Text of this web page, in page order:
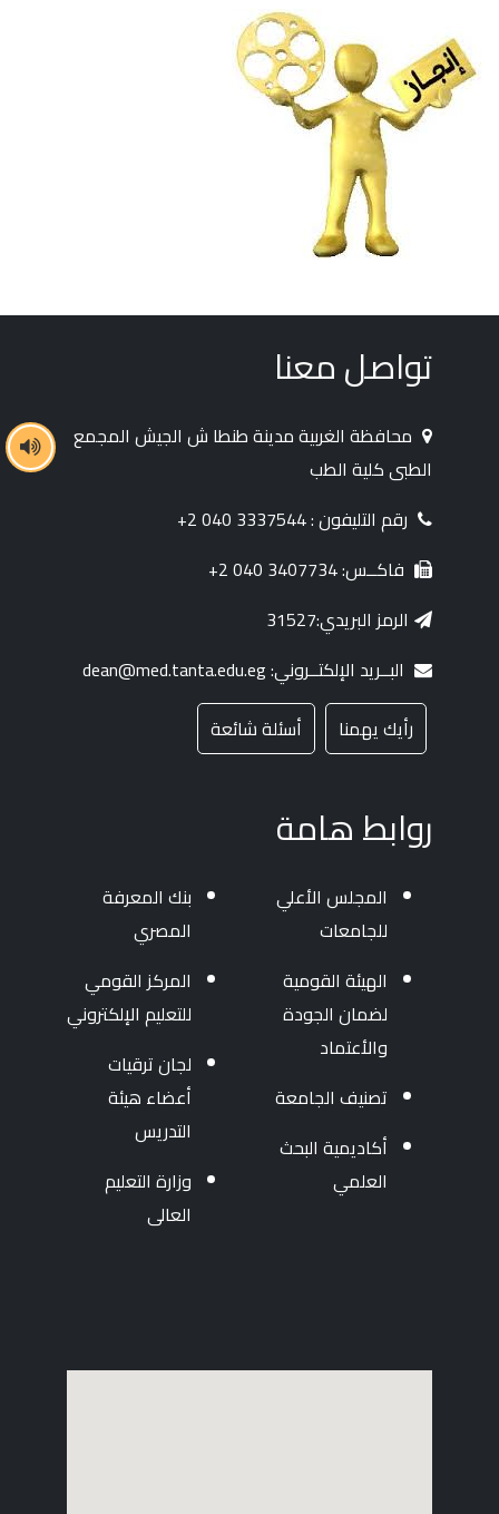
تواصل معنا
محافظة الغربية مدينة طنطا ش الجيش المجمع
الطبى كلية الطب
رقم التليفون : 3337544 040 2+
فاكــس: 3407734 040 2+
الرمز البريدي:31527
البــريد الإلكتــروني: dean@med.tanta.edu.eg
رأيك يهمنا
أسئلة شائعة
روابط هامة
المجلس الأعلي
للجامعات
الهيئة القومية
لضمان الجودة
والأعتماد
تصنيف الجامعة
أكاديمية البحث
العلمي
بنك المعرفة
المصري
المركز القومي
للتعليم الإلكتروني
لجان ترقيات
أعضاء هيئة
التدريس
وزارة التعليم
العالى